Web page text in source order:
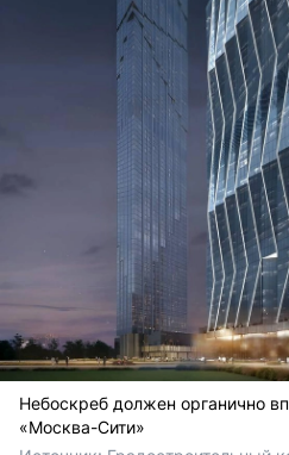
Небоскреб должен органично
«Москва-Сити»